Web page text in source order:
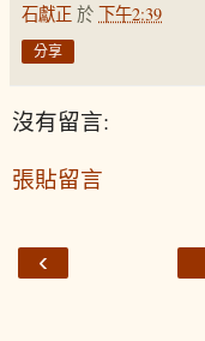
石獻正 於 下午2:39
分享
沒有留言:
張貼留言
‹